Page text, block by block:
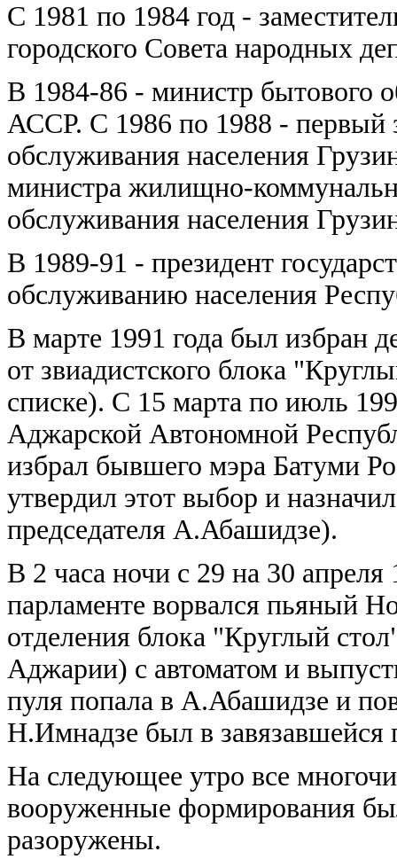
С 1981 по 1984 год -
городского Совета народных
В 1984-86 - министр бытового
АССР. С 1986 по 1988 - первый
обслуживания населения
министра жилищно-
обслуживания населения
В 1989-91 - президент
обслуживанию населения
В марте 1991 года был избран
от звиадистского блока
списке). С 15 марта по июль
Аджарской Автономной
избрал бывшего мэра Батуми
утвердил этот выбор и
председателя А.Абашидзе).
В 2 часа ночи с 29 на 30
парламенте ворвался пьяный
отделения блока "Круглый
Аджарии) с автоматом и
пуля попала в А.Абашидзе и
Н.Имнадзе был в завязавшейся
На следующее утро все
вооруженные формирования
разоружены.